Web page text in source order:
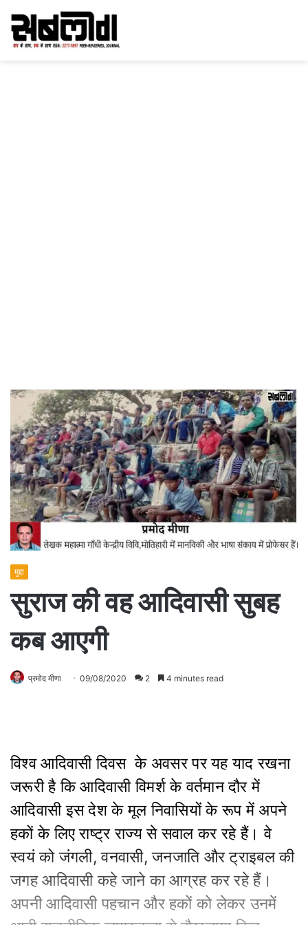
मुद्दा
सुराज की वह आदिवासी सुबह
कब आएगी
प्रमोद मीणा 09/08/2020 2 4 minutes read
विश्‍व आदिवासी दिवस के अवसर पर यह याद रखना
जरूरी है कि आदिवासी विमर्श के वर्तमान दौर में
आदिवासी इस देश के मूल निवासियों के रूप में अपने
हकों के लिए राष्‍ट्र राज्‍य से सवाल कर रहे हैं। वे
स्‍वयं को जंगली, वनवासी, जनजाति और ट्राइबल की
जगह आदिवासी कहे जाने का आग्रह कर रहे हैं।
अपनी आदिवासी पहचान और हकों को लेकर उनमें